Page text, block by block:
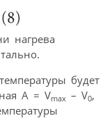
нагрева
будет
А = Vmax – V0,